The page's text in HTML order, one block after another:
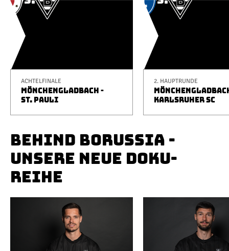
ACHTELFINALE
MÖNCHENGLADBACH -
ST. PAULI
2. HAUPTRUNDE
KARLSRUHER SC
BEHIND BORUSSIA -
UNSERE NEUE DOKU-
REIHE